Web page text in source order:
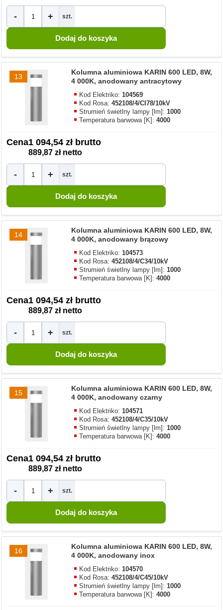
- + szt.
13
Kolumna aluminiowa KARIN 600 LED, 8W,
4 000K, anodowany antracytowy
Kod Elektriko:104569
Kod Rosa:452108/4/CI78/10kV
Strumień świetlny lampy [lm]:1000
Temperatura barwowa [K]:4000
Cena1 094,54 zł brutto
889,87 zł netto
- + szt.
14
Kolumna aluminiowa KARIN 600 LED, 8W,
4 000K, anodowany brązowy
Kod Elektriko:104573
Kod Rosa:452108/4/C34/10kV
Strumień świetlny lampy [lm]:1000
Temperatura barwowa [K]:4000
Cena1 094,54 zł brutto
889,87 zł netto
- + szt.
15
Kolumna aluminiowa KARIN 600 LED, 8W,
4 000K, anodowany czarny
Kod Elektriko:104571
Kod Rosa:452108/4/C35/10kV
Strumień świetlny lampy [lm]:1000
Temperatura barwowa [K]:4000
Cena1 094,54 zł brutto
889,87 zł netto
- + szt.
16
Kolumna aluminiowa KARIN 600 LED, 8W,
4 000K, anodowany inox
Kod Elektriko:104570
Kod Rosa:452108/4/C45/10kV
Strumień świetlny lampy [lm]:1000
Temperatura barwowa [K]:4000